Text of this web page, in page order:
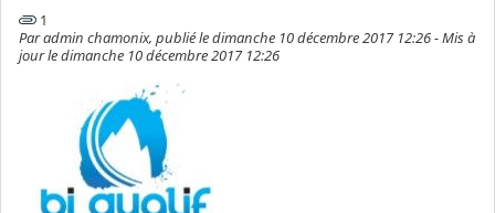
1
Par admin chamonix, publié le dimanche 10 décembre 2017 12:26 - Mis à
jour le dimanche 10 décembre 2017 12:26